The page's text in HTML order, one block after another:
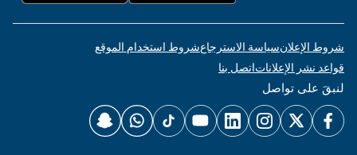
شروط الإعلانسياسة الاسترجاعشروط استخدام الموقع
قواعد نشر الإعلاناتاتصل بنا
لنبقَ على تواصل